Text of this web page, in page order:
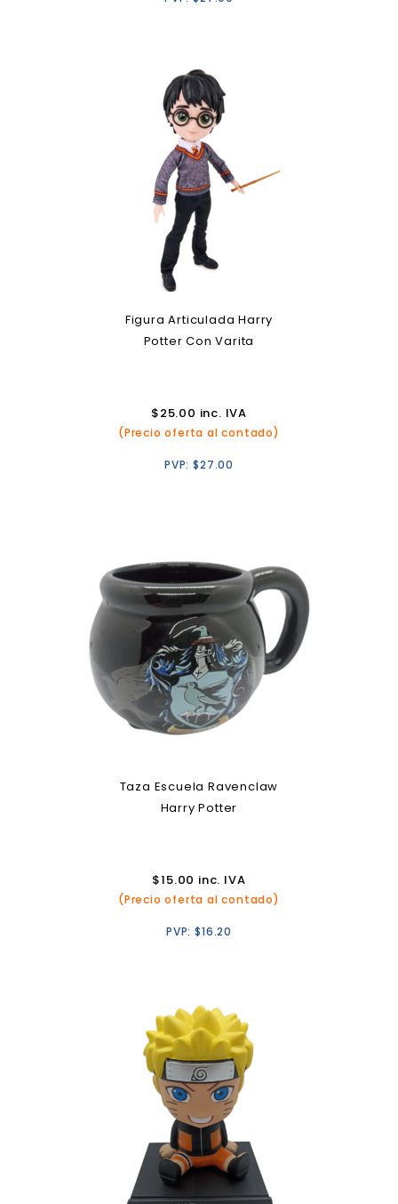
Figura Articulada Harry
Potter Con Varita
$25.00 inc. IVA
(Precio oferta al contado)
PVP:$27.00
Taza Escuela Ravenclaw
Harry Potter
$15.00 inc. IVA
(Precio oferta al contado)
PVP:$16.20